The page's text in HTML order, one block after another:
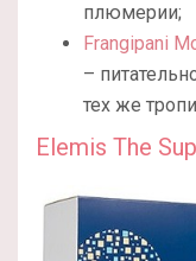
плюмерии;
Frangipani
–
тех же
Elemis The